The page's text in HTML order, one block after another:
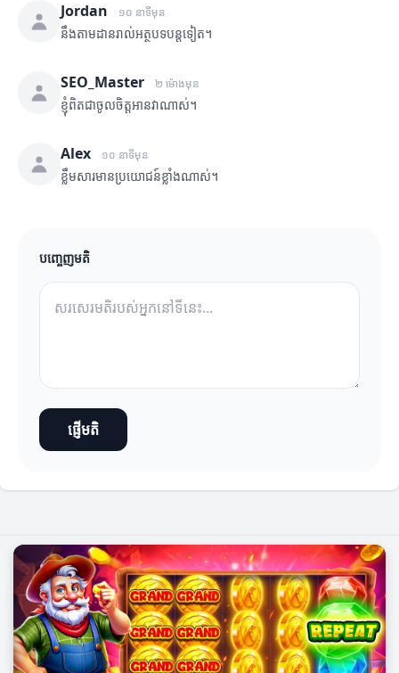
Jordan ១០ នាទីមុន
នឹងតាមដានរាល់អត្ថបទបន្តទៀត។
SEO_Master ២ ម៉ោងមុន
ខ្ញុំពិតជាចូលចិត្តអានវាណាស់។
Alex ១០ នាទីមុន
ខ្លឹមសារមានប្រយោជន៍ខ្លាំងណាស់។
បញ្ចេញមតិ
ផ្ញើមតិ